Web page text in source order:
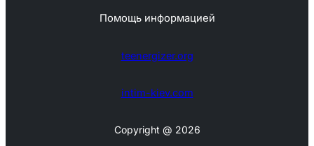
Помощь информацией
teenergizer.org
intim-kiev.com
Copyright @ 2026